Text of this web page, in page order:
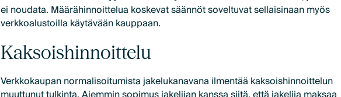
ei noudata. Määrähinnoittelua koskevat säännöt soveltuvat sellaisinaan myös
verkkoalustoilla käytävään kauppaan.
Kaksoishinnoittelu
Verkkokaupan normalisoitumista jakelukanavana ilmentää kaksoishinnoittelun